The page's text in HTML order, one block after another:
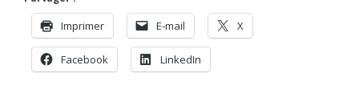
Imprimer E-mail X
Facebook LinkedIn